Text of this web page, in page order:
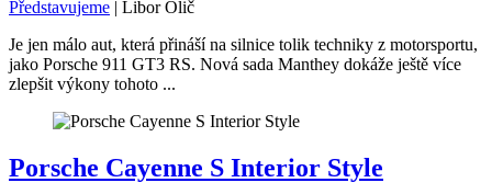
Představujeme | Libor Olič
Je jen málo aut, která přináší na silnice tolik techniky z motorsportu,
jako Porsche 911 GT3 RS. Nová sada Manthey dokáže ještě více
zlepšit výkony tohoto ...
Porsche Cayenne S Interior Style